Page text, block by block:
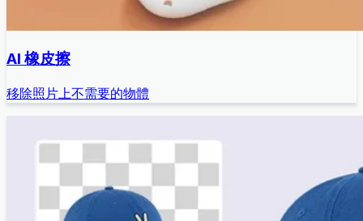
AI 橡皮擦
移除照片上不需要的物體